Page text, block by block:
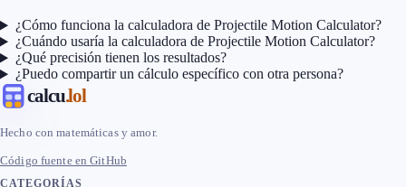
¿Cómo funciona la calculadora de Projectile Motion Calculator?
¿Cuándo usaría la calculadora de Projectile Motion Calculator?
¿Qué precisión tienen los resultados?
¿Puedo compartir un cálculo específico con otra persona?
calcu.lol
Hecho con matemáticas y amor.
Código fuente en GitHub
CATEGORÍAS